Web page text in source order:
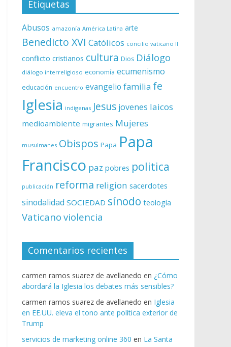
Etiquetas
Abusos amazonía América Latina arte
Benedicto XVI Católicos concilio vaticano II
conflicto cristianos cultura Dios Diálogo
diálogo interreligioso economía ecumenismo
educación encuentro evangelio familia fe
Iglesia indígenas Jesus jovenes laicos
medioambiente migrantes Mujeres
musulmanes Obispos Papa Papa
Francisco paz pobres politica
publicación reforma religion sacerdotes
sinodalidad SOCIEDAD sínodo teología
Vaticano violencia
Comentarios recientes
carmen ramos suarez de avellanedo en ¿Cómo
abordará la Iglesia los debates más sensibles?
carmen ramos suarez de avellanedo en Iglesia
en EE.UU. eleva el tono ante política exterior de
Trump
servicios de marketing online 360 en La Santa